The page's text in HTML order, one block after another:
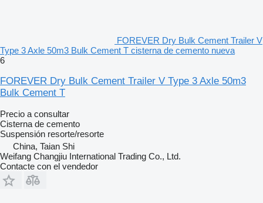
FOREVER Dry Bulk Cement Trailer V
Type 3 Axle 50m3 Bulk Cement T cisterna de cemento nueva
6
FOREVER Dry Bulk Cement Trailer V Type 3 Axle 50m3
Bulk Cement T
Precio a consultar
Cisterna de cemento
Suspensión resorte/resorte
China, Taian Shi
Weifang Changjiu International Trading Co., Ltd.
Contacte con el vendedor